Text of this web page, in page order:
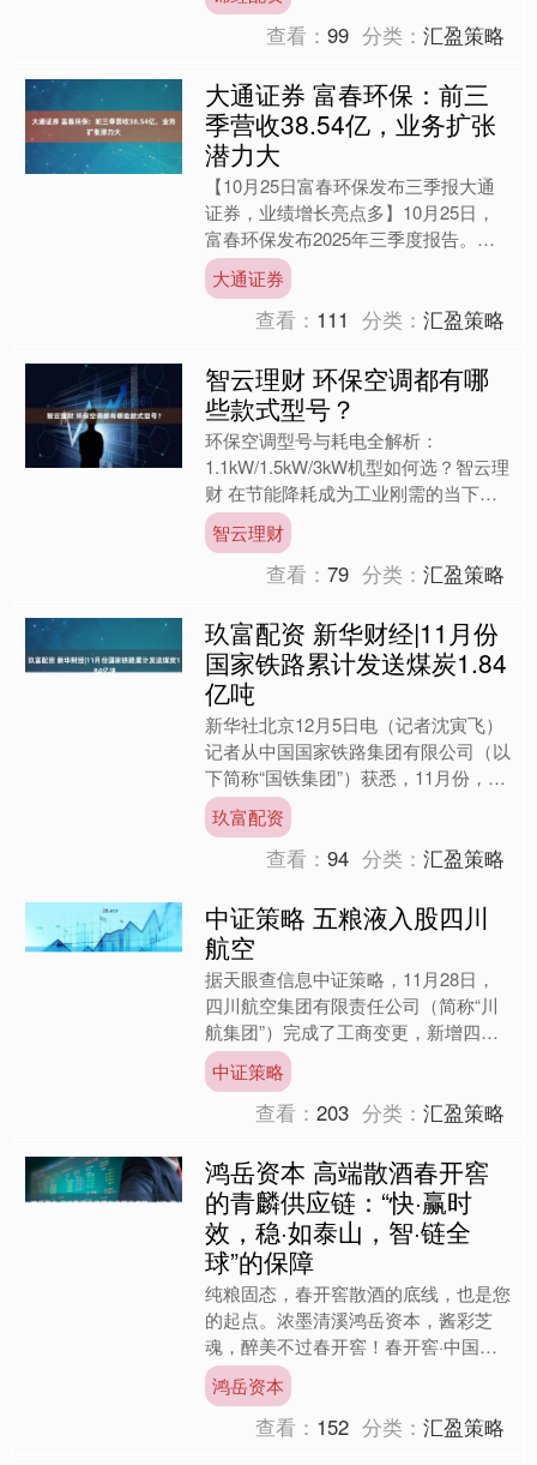
道主泸州红花郎队经....
查看：99 分类：汇盈策略
大通证券 富春环保：前三
季营收38.54亿，业务扩张
潜力大
【10月25日富春环保发布三季报大通
证券，业绩增长亮点多】10月25日，
富春环保发布2025年三季度报告。前
三季度营收38.54亿元，同比增
9.01%；扣非净利....
大通证券
查看： 111 分类：汇盈策略
智云理财 环保空调都有哪
些款式型号？
环保空调型号与耗电全解析：
1.1kW/1.5kW/3kW机型如何选？智云理
财 在节能降耗成为工业刚需的当下，
环保空调凭借高效降温与超低能耗成为
厂房降温首选。其核....
智云理财
查看：79 分类：汇盈策略
玖富配资 新华财经|11月份
国家铁路累计发送煤炭1.84
亿吨
新华社北京12月5日电（记者沈寅飞）
记者从中国国家铁路集团有限公司（以
下简称“国铁集团”）获悉，11月份，铁
路部门全力做好冬季煤炭保供运输，国
家铁路累计发送煤炭....
玖富配资
查看：94 分类：汇盈策略
中证策略 五粮液入股四川
航空
据天眼查信息中证策略，11月28日，
四川航空集团有限责任公司（简称“川
航集团”）完成了工商变更，新增四川
省宜宾五粮液集团有限公司（简称五粮
液集团）为股东，同时注....
中证策略
查看：203 分类：汇盈策略
鸿岳资本 高端散酒春开窖
的青麟供应链：“快·赢时
效，稳·如泰山，智·链全
球”的保障
纯粮固态，春开窖散酒的底线，也是您
的起点。浓墨清溪鸿岳资本，酱彩芝
魂，醉美不过春开窖！春开窖·中国香
——浓清酱芝四韵和鸣，元亨利贞万象
天成！春开窖酒行，喝好酒，....
鸿岳资本
查看： 152 分类：汇盈策略